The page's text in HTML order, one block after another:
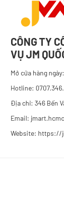
CÔNG TY
VỤ JM
Mở cửa hàng
Hotline:
Địa chỉ: 346 Bến
Email:
Website: https://